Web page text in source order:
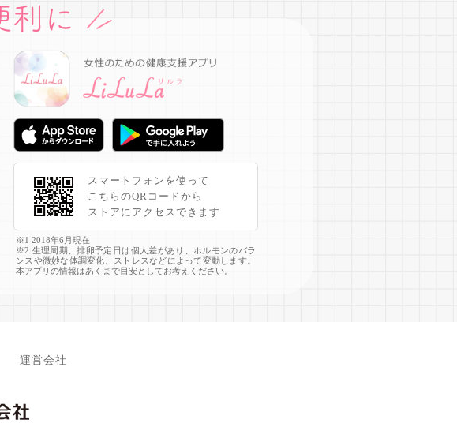
スマートフォンを使って
こちらのQRコードから
ストアにアクセスできます
※1 2018年6月現在
※2 生理周期、排卵予定日は個人差があり、ホルモンのバラ
ンスや微妙な体調変化、ストレスなどによって変動します。
本アプリの情報はあくまで目安としてお考えください。
運営会社